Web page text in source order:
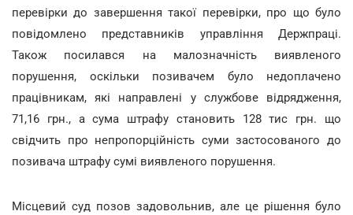
перевірки до завершення такої перевірки, про що було
повідомлено представників управління Держпраці.
Також посилався на малозначність виявленого
порушення, оскільки позивачем було недоплачено
працівникам, які направлені у службове відрядження,
71,16 грн., а сума штрафу становить 128 тис грн. що
свідчить про непропорційність суми застосованого до
позивача штрафу сумі виявленого порушення.
Місцевий суд позов задовольнив, але це рішення було